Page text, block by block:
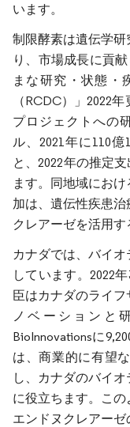
います。
制限酵素は遺伝学
り、市場成長に貢
まな研究・状態・
（RCDC）」2022
プロジェクトへの
ル、2021年に110
と、2022年の推定
ます。同地域にお
加は、遺伝性疾患
クレアーゼを活用す
カナダでは、バイ
しています。2022
臣はカナダのライ
ノベーションと
BioInnovationsに
は、商業的に有望
し、カナダのバイ
に役立ちます。こ
エンドヌクレアー